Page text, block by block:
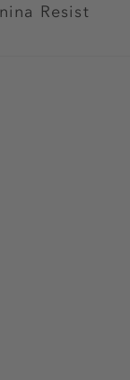
Resist